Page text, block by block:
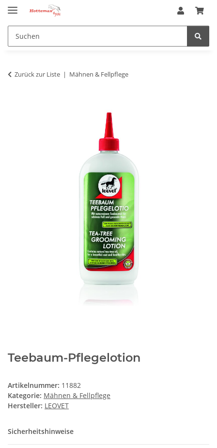
Zurück zur Liste Mähnen & Fellpflege
Teebaum-Pflegelotion
Artikelnummer: 11882
Kategorie: Mähnen & Fellpflege
Hersteller: LEOVET
Sicherheitshinweise